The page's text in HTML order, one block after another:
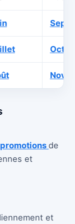
promotions de
et
et